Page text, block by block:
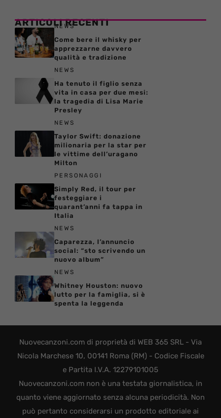
ARTICOLI RECENTI
NEWS
Come bere il whisky per
apprezzarne davvero
qualità e tradizione
NEWS
Ha tenuto il figlio senza
vita in casa per due mesi:
la tragedia di Lisa Marie
Presley
NEWS
Taylor Swift: donazione
milionaria per la star per
le vittime dell’uragano
Milton
PERSONAGGI
Simply Red, il tour per
festeggiare i
quarant’anni fa tappa in
Italia
NEWS
Caparezza, l’annuncio
social: “sto scrivendo un
nuovo album”
NEWS
Whitney Houston: nuovo
lutto per la famiglia, si è
spenta la leggenda
Nuovecanzoni.com di proprietà di WEB 365 SRL - Via
Nicola Marchese 10, 00141 Roma (RM) - Codice Fiscale
e Partita I.V.A. 12279101005
Nuovecanzoni.com non è una testata giornalistica, in
quanto viene aggiornato senza alcuna periodicità. Non
può pertanto considerarsi un prodotto editoriale ai